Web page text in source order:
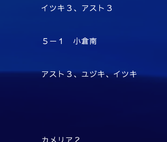
イツキ３、アスト３
５－１ 小倉南
アスト３、ユヅキ、イツキ
カメリア２